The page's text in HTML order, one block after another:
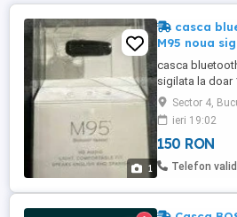
1
casca
M95 noua
casca
sigilata la doar
Sector 4,
ieri 19:02
150 RON
Telefon